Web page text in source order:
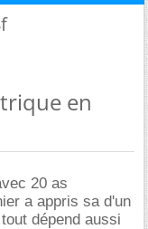
en
20 as
a appris sa d'un
dépend aussi